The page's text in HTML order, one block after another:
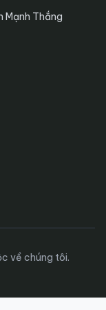
Mạnh Thắng
về chúng tôi.